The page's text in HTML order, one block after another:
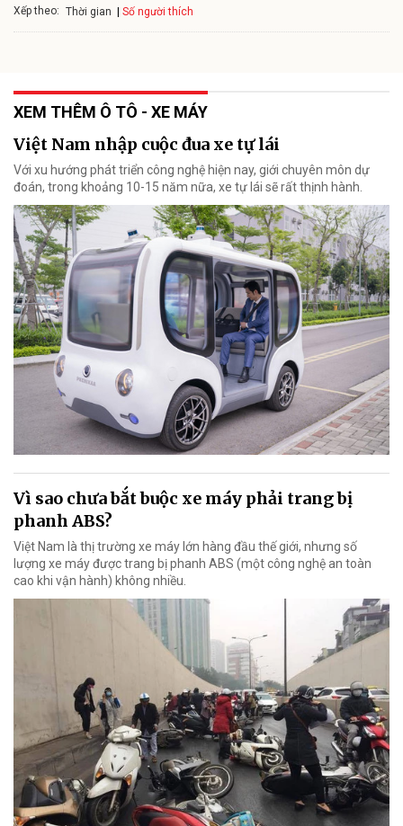
Xếp theo: Thời gian Số người thích
XEM THÊM Ô TÔ - XE MÁY
Việt Nam nhập cuộc đua xe tự lái
Với xu hướng phát triển công nghệ hiện nay, giới chuyên môn dự
đoán, trong khoảng 10-15 năm nữa, xe tự lái sẽ rất thịnh hành.
Vì sao chưa bắt buộc xe máy phải trang bị
phanh ABS?
Việt Nam là thị trường xe máy lớn hàng đầu thế giới, nhưng số
lượng xe máy được trang bị phanh ABS (một công nghệ an toàn
cao khi vận hành) không nhiều.